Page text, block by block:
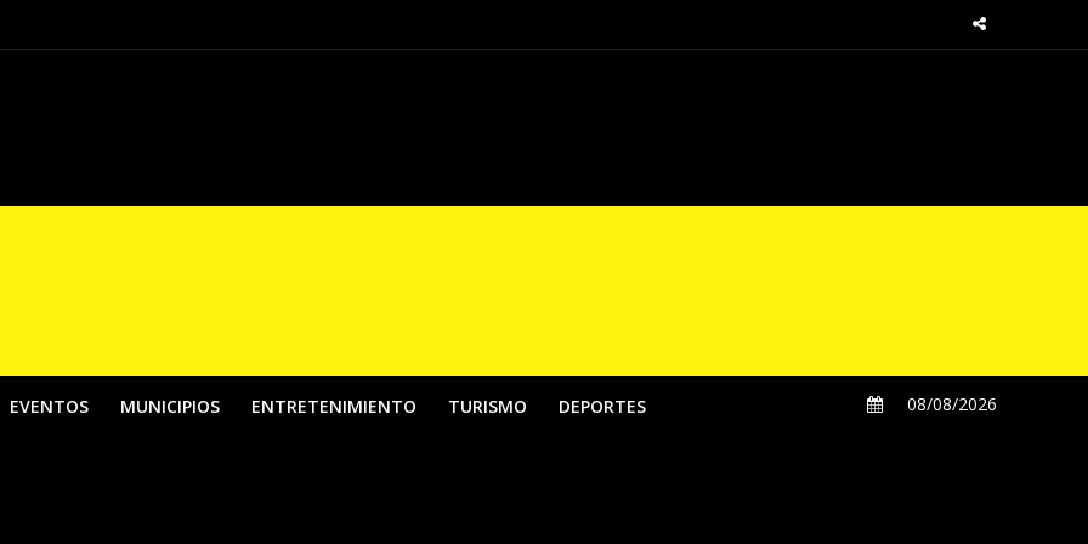
El País de la Belleza”, una apuesta por fortalecer los contenidos digitales desde las regiones
EVENTOS MUNICIPIOS ENTRETENIMIENTO TURISMO DEPORTES 08/08/2026